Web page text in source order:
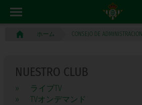
ホーム CONSEJO DE ADMINISTRACION
NUESTRO CLUB
»
ライブTV
»
TVオンデマンド